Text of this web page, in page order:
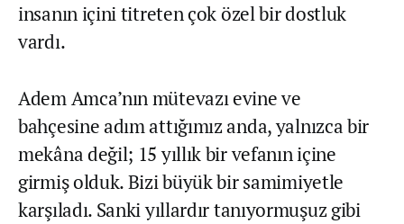
insanın içini titreten çok özel bir dostluk
vardı.
Adem Amca’nın mütevazı evine ve
bahçesine adım attığımız anda, yalnızca bir
mekâna değil; 15 yıllık bir vefanın içine
girmiş olduk. Bizi büyük bir samimiyetle
karşıladı. Sanki yıllardır tanıyormuşuz gibi